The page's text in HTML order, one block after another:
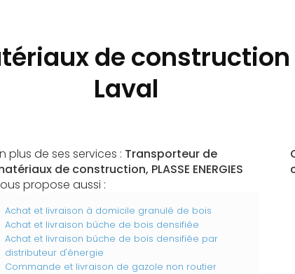
de
Laval
plus de ses services : Transporteur de
de construction, PLASSE ENERGIES
propose aussi :
Achat et livraison à domicile granulé de bois
Achat et livraison bûche de bois densifiée
Achat et livraison bûche de bois densifiée par
distributeur d'énergie
Commande et livraison de gazole non routier